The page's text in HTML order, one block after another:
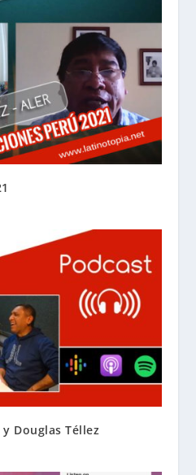
Douglas Téllez